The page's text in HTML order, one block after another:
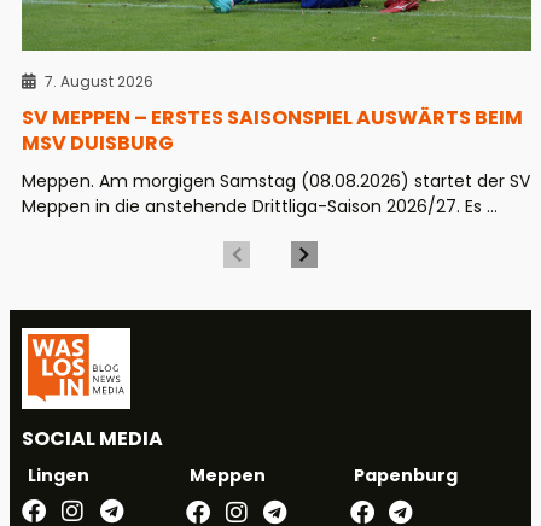
7. August 2026
SV MEPPEN – ERSTES SAISONSPIEL AUSWÄRTS BEIM
MSV DUISBURG
Meppen. Am morgigen Samstag (08.08.2026) startet der SV
Meppen in die anstehende Drittliga-Saison 2026/27. Es ...
SOCIAL MEDIA
Lingen Meppen Papenburg